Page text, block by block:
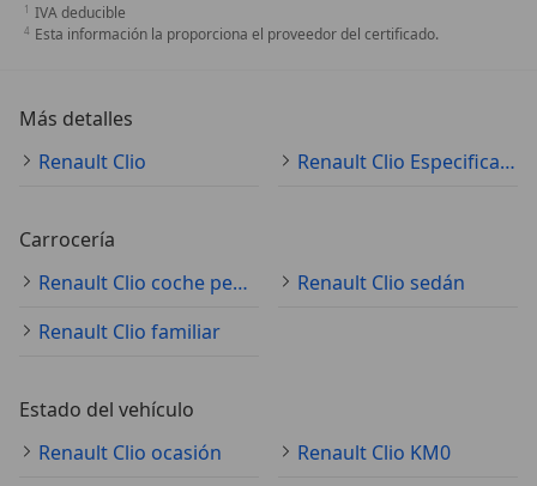
IVA deducible
Esta información la proporciona el proveedor del certificado.
Más detalles
Renault Clio
Renault Clio Especificaciones técnicas
Carrocería
Renault Clio coche pequeño
Renault Clio sedán
Renault Clio familiar
Estado del vehículo
Renault Clio ocasión
Renault Clio KM0